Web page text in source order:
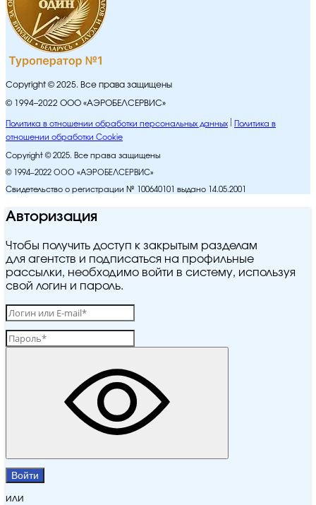
Copyright © 2025. Все права защищены
© 1994–2022 ООО «АЭРОБЕЛСЕРВИС»
Политика в отношении обработки персональных данных
Политика в
отношении обработки Cookie
Copyright © 2025. Все права защищены
© 1994–2022 ООО «АЭРОБЕЛСЕРВИС»
Свидетельство о регистрации № 100640101 выдано 14.05.2001
Авторизация
Чтобы получить доступ к закрытым разделам
для агентств и подписаться на профильные
рассылки, необходимо войти в систему, используя
свой логин и пароль.
Войти
или